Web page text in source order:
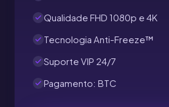
Qualidade FHD 1080p e 4K
Tecnologia Anti-Freeze™
Suporte VIP 24/7
Pagamento: BTC